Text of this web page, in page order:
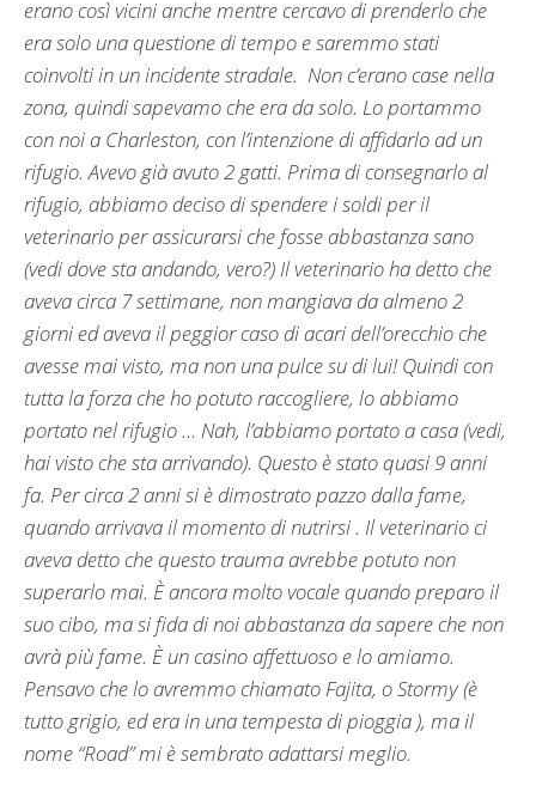
erano così vicini anche mentre cercavo di prenderlo che
era solo una questione di tempo e saremmo stati
coinvolti in un incidente stradale. Non c’erano case nella
zona, quindi sapevamo che era da solo. Lo portammo
con noi a Charleston, con l’intenzione di affidarlo ad un
rifugio. Avevo già avuto 2 gatti. Prima di consegnarlo al
rifugio, abbiamo deciso di spendere i soldi per il
veterinario per assicurarsi che fosse abbastanza sano
(vedi dove sta andando, vero?) Il veterinario ha detto che
aveva circa 7 settimane, non mangiava da almeno 2
giorni ed aveva il peggior caso di acari dell’orecchio che
avesse mai visto, ma non una pulce su di lui! Quindi con
tutta la forza che ho potuto raccogliere, lo abbiamo
portato nel rifugio … Nah, l’abbiamo portato a casa (vedi,
hai visto che sta arrivando). Questo è stato quasi 9 anni
fa. Per circa 2 anni si è dimostrato pazzo dalla fame,
quando arrivava il momento di nutrirsi . Il veterinario ci
aveva detto che questo trauma avrebbe potuto non
superarlo mai. È ancora molto vocale quando preparo il
suo cibo, ma si fida di noi abbastanza da sapere che non
avrà più fame. È un casino affettuoso e lo amiamo.
Pensavo che lo avremmo chiamato Fajita, o Stormy (è
tutto grigio, ed era in una tempesta di pioggia ), ma il
nome “Road” mi è sembrato adattarsi meglio.